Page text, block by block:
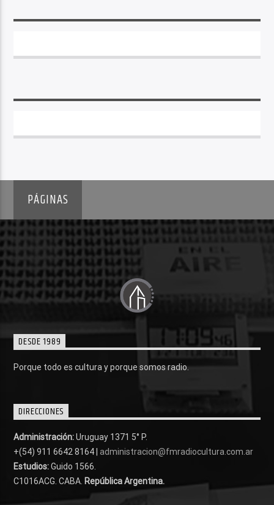
PÁGINAS
DESDE 1989
Porque todo es cultura y porque somos radio.
DIRECCIONES
Administración:Uruguay 1371 5° P.
+(54) 911 6642 8164 | administracion@fmradiocultura.com.ar
Estudios:Guido 1566.
C1016ACG . CABA. República Argentina.